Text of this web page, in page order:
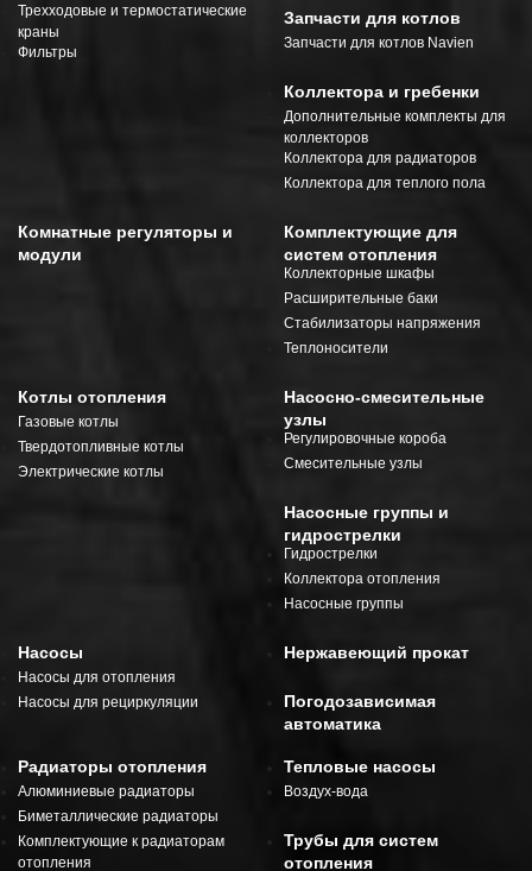
Трехходовые и термостатические
краны
Фильтры
Запчасти для котлов
Запчасти для котлов Navien
Коллектора и гребенки
Дополнительные комплекты для
коллекторов
Коллектора для радиаторов
Коллектора для теплого пола
Комнатные регуляторы и
модули
Комплектующие для
систем отопления
Коллекторные шкафы
Расширительные баки
Стабилизаторы напряжения
Теплоносители
Котлы отопления
Газовые котлы
Твердотопливные котлы
Электрические котлы
Насосно-смесительные
узлы
Регулировочные короба
Смесительные узлы
Насосные группы и
гидрострелки
Гидрострелки
Коллектора отопления
Насосные группы
Насосы
Насосы для отопления
Насосы для рециркуляции
Нержавеющий прокат
Погодозависимая
автоматика
Радиаторы отопления
Алюминиевые радиаторы
Биметаллические радиаторы
Комплектующие к радиаторам
отопления
Тепловые насосы
Воздух-вода
Трубы для систем
отопления